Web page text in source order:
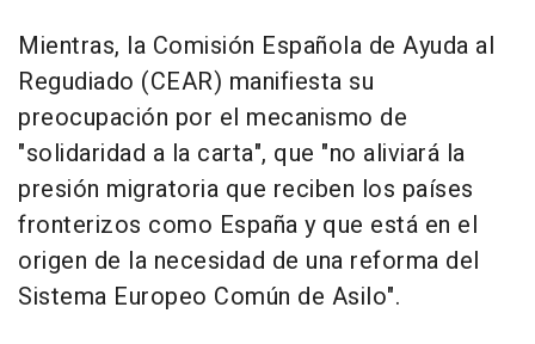
Mientras, la Comisión Española de Ayuda al
Regudiado (CEAR) manifiesta su
preocupación por el mecanismo de
"solidaridad a la carta", que "no aliviará la
presión migratoria que reciben los países
fronterizos como España y que está en el
origen de la necesidad de una reforma del
Sistema Europeo Común de Asilo".